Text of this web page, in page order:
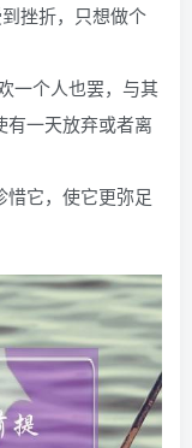
挫折，只想做个
一个人也罢，与其
有一天放弃或者离
它，使它更弥足